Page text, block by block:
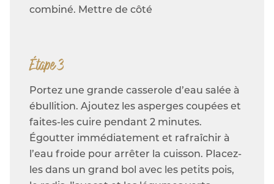
combiné. Mettre de côté
Étape 3
Portez une grande casserole d’eau salée à
ébullition. Ajoutez les asperges coupées et
faites-les cuire pendant 2 minutes.
Égoutter immédiatement et rafraîchir à
l’eau froide pour arrêter la cuisson. Placez-
les dans un grand bol avec les petits pois,